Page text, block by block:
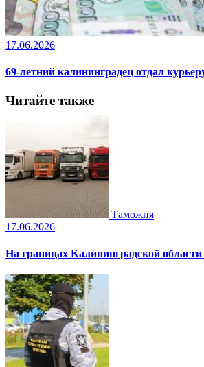
17.06.2026
69-летний калининградец отдал
Читайте также
Таможня
17.06.2026
На границах Калининградской